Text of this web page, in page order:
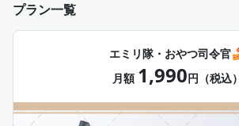
プラン一覧
エミリ隊・おやつ司令官
月額 1,990円（税込）